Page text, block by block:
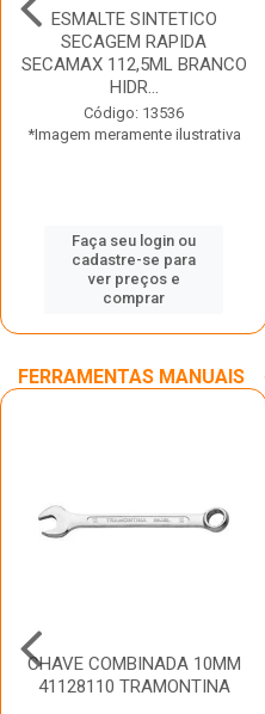
ESMALTE SINTETICO
SECAGEM RAPIDA
SECAMAX 112,5ML BRANCO
HIDR...
Código: 13536
*Imagem meramente ilustrativa
Faça seu login ou
cadastre-se para
ver preços e
comprar
FERRAMENTAS MANUAIS
CHAVE COMBINADA 10MM
41128110 TRAMONTINA